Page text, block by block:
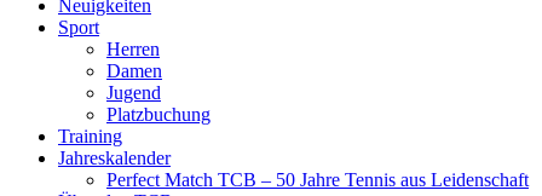
Neuigkeiten
Sport
Herren
Damen
Jugend
Platzbuchung
Training
Jahreskalender
Perfect Match TCB – 50 Jahre Tennis aus Leidenschaft